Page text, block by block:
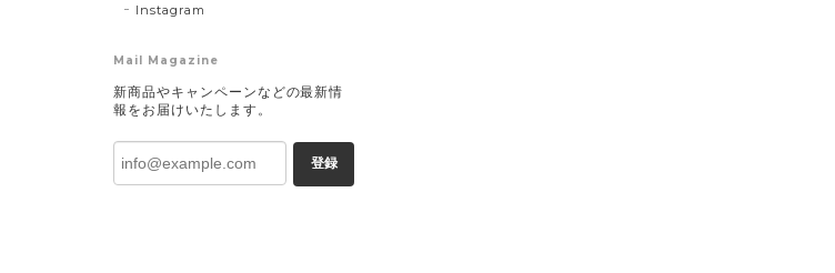
Instagram
Mail Magazine
新商品やキャンペーンなどの最新情
報をお届けいたします。
登録